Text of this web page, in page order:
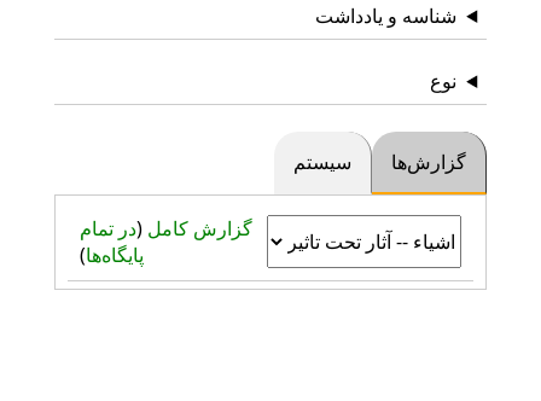
شناسه و یادداشت
نوع
گزارش‌ها سیستم
گزارش کامل (در تمام
پایگاه‌ها)